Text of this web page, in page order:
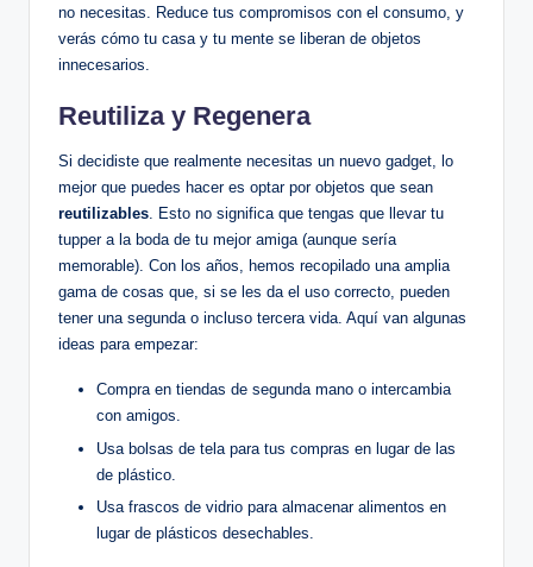
no necesitas. Reduce tus compromisos con el consumo, y
verás cómo tu casa y tu mente se liberan de objetos
innecesarios.
Reutiliza y Regenera
Si decidiste que realmente necesitas un nuevo gadget, lo
mejor que puedes hacer es optar por objetos que sean
reutilizables. Esto no significa que tengas que llevar tu
tupper a la boda de tu mejor amiga (aunque sería
memorable). Con los años, hemos recopilado una amplia
gama de cosas que, si se les da el uso correcto, pueden
tener una segunda o incluso tercera vida. Aquí van algunas
ideas para empezar:
Compra en tiendas de segunda mano o intercambia
con amigos.
Usa bolsas de tela para tus compras en lugar de las
de plástico.
Usa frascos de vidrio para almacenar alimentos en
lugar de plásticos desechables.